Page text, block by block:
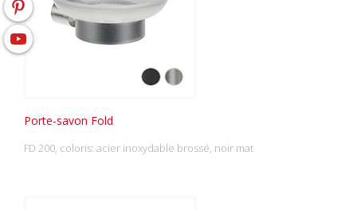
Porte-savon Fold
FD 200, coloris: acier inoxydable brossé, noir mat